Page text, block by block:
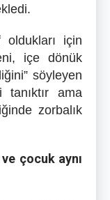
oldukları için
içe dönük
söyleyen
tanıktır ama
zorbalık
çocuk aynı